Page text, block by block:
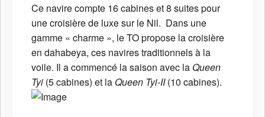
Ce navire compte 16 cabines et 8 suites pour
une croisière de luxe sur le Nil. Dans une
gamme « charme », le TO propose la croisière
en dahabeya, ces navires traditionnels à la
voile. Il a commencé la saison avec la Queen
Tyi (5 cabines) et la Queen Tyi-II(10 cabines).